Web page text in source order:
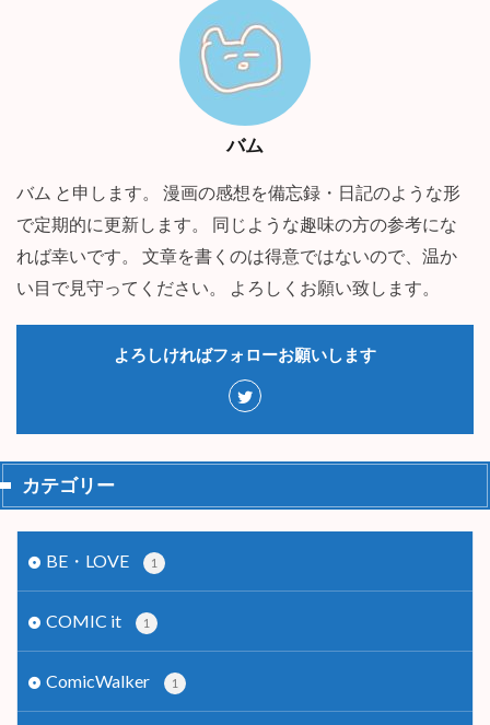
バム
バム と申します。 漫画の感想を備忘録・日記のような形
で定期的に更新します。 同じような趣味の方の参考にな
れば幸いです。 文章を書くのは得意ではないので、温か
い目で見守ってください。 よろしくお願い致します。
よろしければフォローお願いします
カテゴリー
BE・LOVE 1
COMIC it 1
ComicWalker 1